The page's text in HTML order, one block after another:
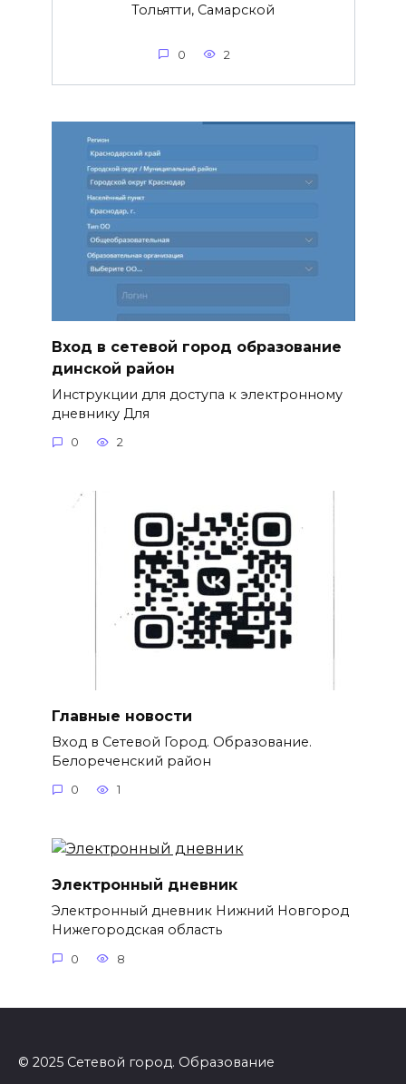
Тольятти, Самарской
0 2
Вход в сетевой город образование
динской район
Инструкции для доступа к электронному
дневнику Для
0 2
Главные новости
Вход в Сетевой Город. Образование.
Белореченский район
0 1
Электронный дневник
Электронный дневник Нижний Новгород
Нижегородская область
0 8
© 2025 Сетевой город. Образование